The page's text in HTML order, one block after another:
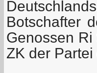
Botschafter
Genossen
ZK der